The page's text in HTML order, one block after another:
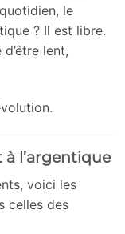
le
? Il est libre.
lent,
l’argentique
voici les
celles des